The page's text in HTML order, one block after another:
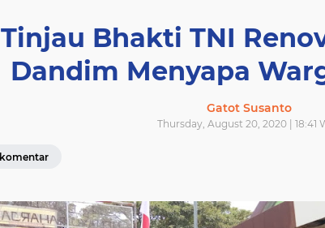
Tinjau Bhakti TNI
Dandim Menyapa
Gatot Susanto
Thursday, August 20, 2020 | 18:41
komentar